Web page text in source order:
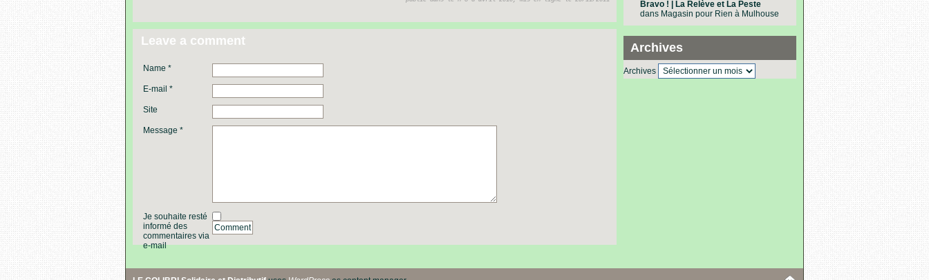
Bravo ! | La Relève et La Peste
dans Magasin pour Rien à Mulhouse
Archives
Archives
Leave a comment
Name *
E-mail *
Site
Message *
Je souhaite resté
informé des
commentaires via
e-mail
Comment